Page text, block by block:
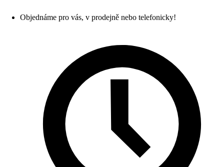
Objednáme pro vás, v prodejně nebo telefonicky!